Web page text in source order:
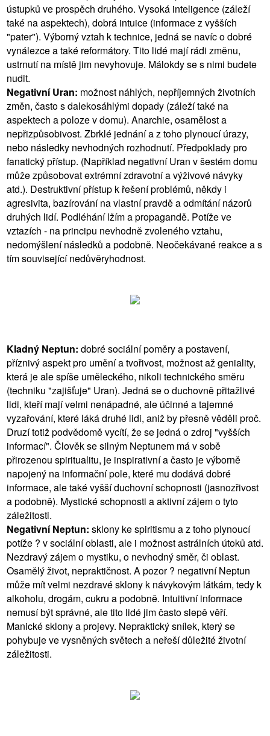
ústupků ve prospěch druhého. Vysoká inteligence (záleží
také na aspektech), dobrá intuice (informace z vyšších
"pater"). Výborný vztah k technice, jedná se navíc o dobré
vynálezce a také reformátory. Tito lidé mají rádi změnu,
ustrnutí na místě jim nevyhovuje. Málokdy se s nimi budete
nudit.
Negativní Uran: možnost náhlých, nepříjemných životních
změn, často s dalekosáhlými dopady (záleží také na
aspektech a poloze v domu). Anarchie, osamělost a
nepřizpůsobivost. Zbrklé jednání a z toho plynoucí úrazy,
nebo následky nevhodných rozhodnutí. Předpoklady pro
fanatický přístup. (Například negativní Uran v šestém domu
může způsobovat extrémní zdravotní a výživové návyky
atd.). Destruktivní přístup k řešení problémů, někdy i
agresivita, bazírování na vlastní pravdě a odmítání názorů
druhých lidí. Podléhání lžím a propagandě. Potíže ve
vztazích - na principu nevhodně zvoleného vztahu,
nedomýšlení následků a podobně. Neočekávané reakce a s
tím související nedůvěryhodnost.
Kladný Neptun: dobré sociální poměry a postavení,
příznivý aspekt pro umění a tvořivost, možnost až geniality,
která je ale spíše uměleckého, nikoli technického směru
(techniku "zajišťuje" Uran). Jedná se o duchovně přitažlivé
lidi, kteří mají velmi nenápadné, ale účinné a tajemné
vyzařování, které láká druhé lidi, aniž by přesně věděli proč.
Druzí totiž podvědomě vycítí, že se jedná o zdroj "vyšších
informací". Člověk se silným Neptunem má v sobě
přirozenou spiritualitu, je inspirativní a často je výborně
napojený na informační pole, které mu dodává dobré
informace, ale také vyšší duchovní schopnosti (jasnozřivost
a podobně). Mystické schopnosti a aktivní zájem o tyto
záležitosti.
Negativní Neptun: sklony ke spiritismu a z toho plynoucí
potíže ? v sociální oblasti, ale i možnost astrálních útoků atd.
Nezdravý zájem o mystiku, o nevhodný směr, či oblast.
Osamělý život, nepraktičnost. A pozor ? negativní Neptun
může mít velmi nezdravé sklony k návykovým látkám, tedy k
alkoholu, drogám, cukru a podobně. Intuitivní informace
nemusí být správné, ale tito lidé jim často slepě věří.
Manické sklony a projevy. Nepraktický snílek, který se
pohybuje ve vysněných světech a neřeší důležité životní
záležitosti.